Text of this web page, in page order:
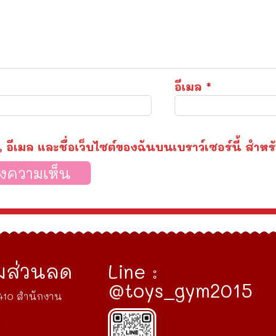
อีเมล *
เมล และชื่อเว็บไซต์ของฉันบนเบราว์เซอร์นี้ สำห
ส่วนลด
สำนักงาน
Line :
@toys_gym2015